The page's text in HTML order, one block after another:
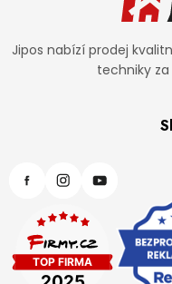
Jipos nabízí prodej
techniky